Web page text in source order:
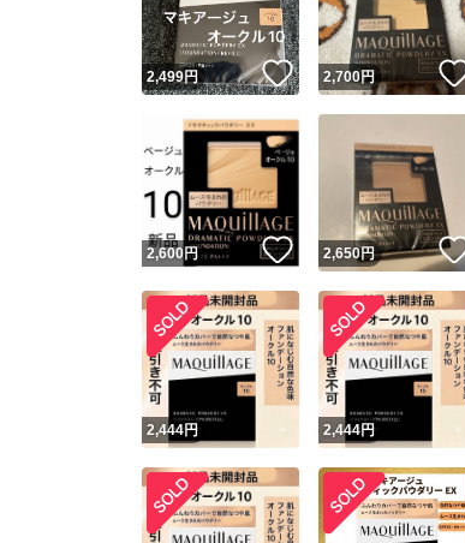
2,499円 いいね！
2,700円
2,600円 いいね！
2,650円
2,444円 2,444円